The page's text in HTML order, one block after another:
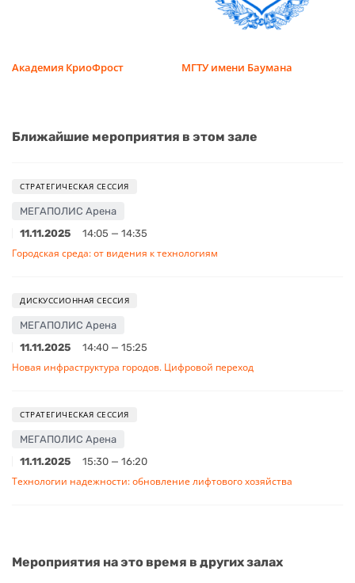
Академия КриоФрост МГТУ имени Баумана
Ближайшие мероприятия в этом зале
СТРАТЕГИЧЕСКАЯ СЕССИЯ
МЕГАПОЛИС Арена
11.11.2025
14:05 — 14:35
Городская среда: от видения к технологиям
ДИСКУССИОННАЯ СЕССИЯ
МЕГАПОЛИС Арена
11.11.2025
14:40 — 15:25
Новая инфраструктура городов. Цифровой переход
СТРАТЕГИЧЕСКАЯ СЕССИЯ
МЕГАПОЛИС Арена
11.11.2025
15:30 — 16:20
Технологии надежности: обновление лифтового хозяйства
Мероприятия на это время в других залах